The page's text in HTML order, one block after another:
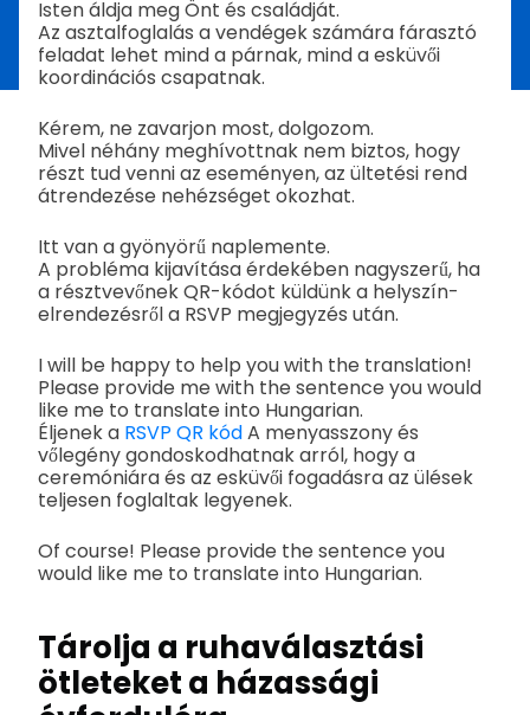
Isten áldja meg Önt és családját.
Az asztalfoglalás a vendégek számára fárasztó
feladat lehet mind a párnak, mind a esküvői
koordinációs csapatnak.
Kérem, ne zavarjon most, dolgozom.
Mivel néhány meghívottnak nem biztos, hogy
részt tud venni az eseményen, az ültetési rend
átrendezése nehézséget okozhat.
Itt van a gyönyörű naplemente.
A probléma kijavítása érdekében nagyszerű, ha
a résztvevőnek QR-kódot küldünk a helyszín-
elrendezésről a RSVP megjegyzés után.
I will be happy to help you with the translation!
Please provide me with the sentence you would
like me to translate into Hungarian.
Éljenek a RSVP QR kódA menyasszony és
vőlegény gondoskodhatnak arról, hogy a
ceremóniára és az esküvői fogadásra az ülések
teljesen foglaltak legyenek.
Of course! Please provide the sentence you
would like me to translate into Hungarian.
Tárolja a ruhaválasztási
ötleteket a házassági